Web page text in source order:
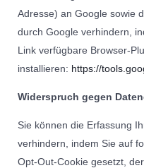
Adresse) an Google sowie
durch Google verhindern,
Link verfügbare Browser-
installieren: https://
Widerspruch gegen
Sie können die Erfassung
verhindern, indem Sie auf
Opt-Out-Cookie gesetzt,